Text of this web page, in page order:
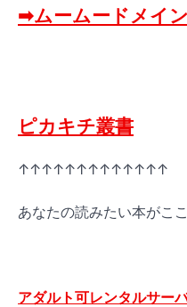
➡ムームードメイ
ピカキチ叢書
↑↑↑↑↑↑↑↑↑↑↑↑↑
あなたの読みたい本がこ
アダルト可レンタルサー